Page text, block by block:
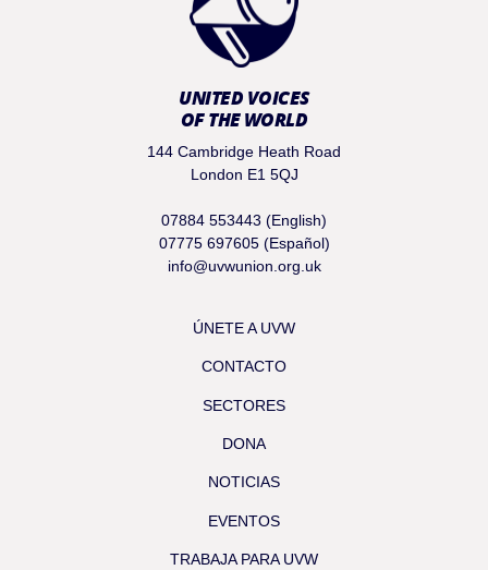
UNITED VOICES
OF THE WORLD
144 Cambridge Heath Road
London E1 5QJ
07884 553443 (English)
07775 697605 (Español)
info@uvwunion.org.uk
ÚNETE A UVW
CONTACTO
SECTORES
DONA
NOTICIAS
EVENTOS
TRABAJA PARA UVW